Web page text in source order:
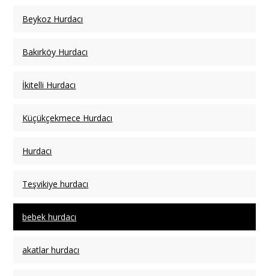
Beykoz Hurdacı
Bakırköy Hurdacı
İkitelli Hurdacı
Küçükçekmece Hurdacı
Hurdacı
Teşvikiye hurdacı
bebek hurdacı
akatlar hurdacı